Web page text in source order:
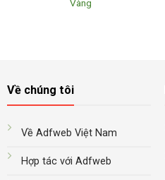
Vàng
Về chúng tôi
Về Adfweb Việt Nam
Hợp tác với Adfweb